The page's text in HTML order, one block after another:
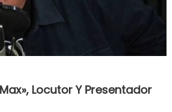
Locutor Y Presentador